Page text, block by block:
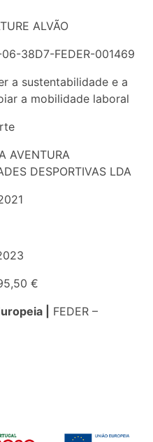
ALVÃO
06-38D7-FEDER-001469
a sustentabilidade e a
a mobilidade laboral
AVENTURA
DESPORTIVAS LDA
€
|
FEDER –